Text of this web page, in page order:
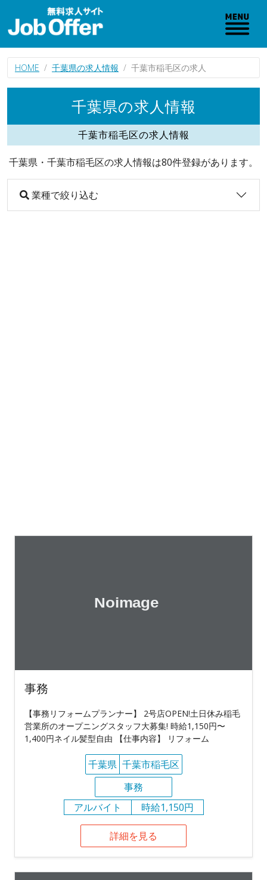
HOME 千葉県の求人情報 千葉市稲毛区の求人
千葉県の求人情報
千葉市稲毛区の求人情報
千葉県・千葉市稲毛区の求人情報は80件登録があります。
業種で絞り込む
事務
【事務リフォームプランナー】 2号店OPEN!土日休み稲毛
営業所のオープニングスタッフ大募集! 時給1,150円〜
1,400円ネイル髪型自由 【仕事内容】 リフォーム
千葉県 千葉市稲毛区
事務
アルバイト
時給1,150円
詳細を見る